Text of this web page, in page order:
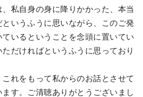
私自身の身に降りかかった、本当
いうふうに思いながら、このご発
いるということを念頭に置いてい
だければというふうに思っており
れをもって私からのお話とさせて
す。ご清聴ありがとうございまし